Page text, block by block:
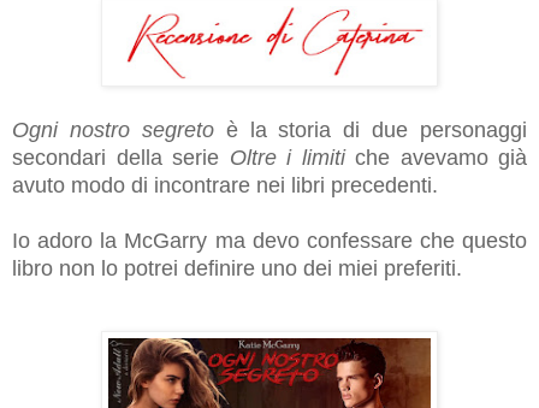
Ogni nostro segretoè la storia di due personaggi
secondari della serie Oltre i limitiche avevamo già
avuto modo di incontrare nei libri precedenti.
Io adoro la McGarry ma devo confessare che questo
libro non lo potrei definire uno dei miei preferiti.